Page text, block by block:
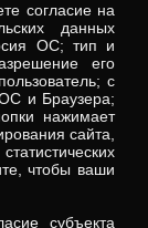
согласие на
данных
ОС; тип и
его
с
и Браузера;
нажимает
сайта,
чтобы ваши
субъекта